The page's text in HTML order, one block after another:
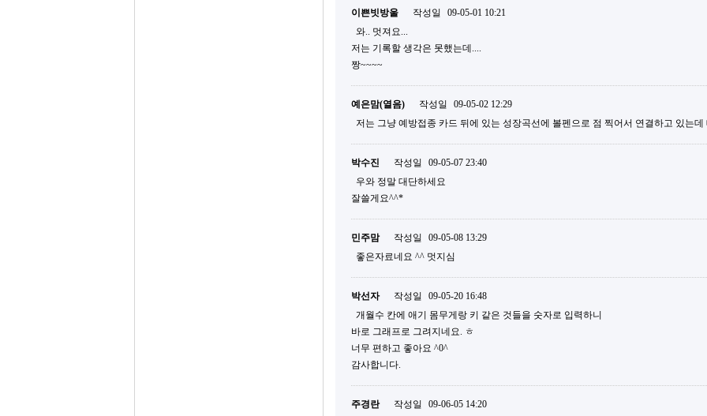
이쁜빗방울 작성일
09-05-01 10:21
와.. 멋져요...
저는 기록할 생각은 못했는데....
짱~~~~
예은맘(열음) 작성일
09-05-02 12:29
저는 그냥 예방접종 카드 뒤에 있는 성장곡선에 볼펜으로 점 찍어서 연결하고 있는
박수진 작성일
09-05-07 23:40
우와 정말 대단하세요
잘쓸게요^^*
민주맘 작성일
09-05-08 13:29
좋은자료네요 ^^ 멋지심
박선자 작성일
09-05-20 16:48
개월수 칸에 애기 몸무게랑 키 같은 것들을 숫자로 입력하니
바로 그래프로 그려지네요. ㅎ
너무 편하고 좋아요 ^0^
감사합니다.
주경란 작성일
09-06-05 14:20